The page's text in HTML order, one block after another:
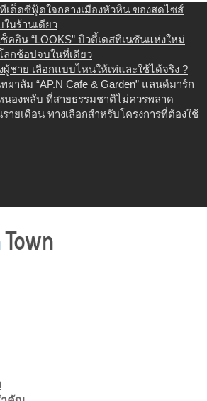
เด็ดซีฟู้ดใจกลางเมืองหัวหิน ของสดไซส์
นร้านเดียว
คอิน “LOOKS” บิวตี้เดสทิเนชันแห่งใหม่
กช้อปจบในที่เดียว
ผู้ชาย เลือกแบบไหนให้เท่และใช้ได้จริง ?
ผาลัม “AP.N Cafe & Garden” แลนด์มาร์ก
นองพลับ ที่สายธรรมชาติไม่ควรพลาด
รายเดือน ทางเลือกสำหรับโครงการที่ต้องใช้